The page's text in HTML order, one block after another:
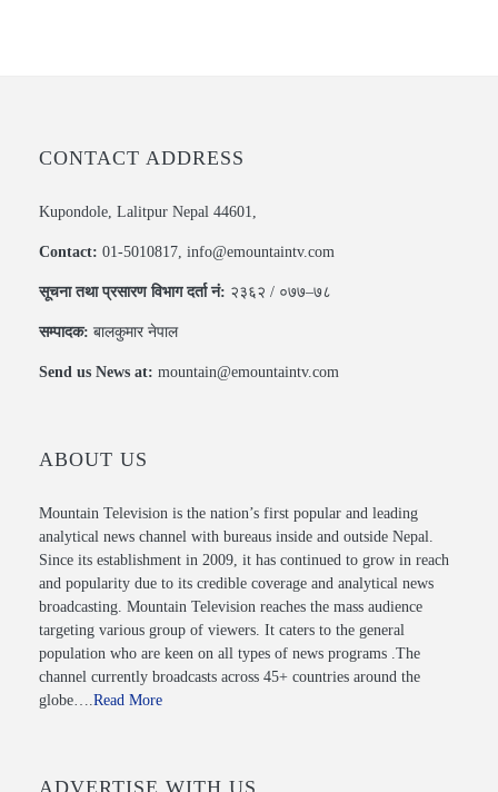
CONTACT ADDRESS
Kupondole, Lalitpur Nepal 44601,
Contact: 01-5010817, info@emountaintv.com
सूचना तथा प्रसारण विभाग दर्ता नं: २३६२ / ०७७–७८
सम्पादक: बालकुमार नेपाल
Send us News at: mountain@emountaintv.com
ABOUT US
Mountain Television is the nation’s first popular and leading
analytical news channel with bureaus inside and outside Nepal.
Since its establishment in 2009, it has continued to grow in reach
and popularity due to its credible coverage and analytical news
broadcasting. Mountain Television reaches the mass audience
targeting various group of viewers. It caters to the general
population who are keen on all types of news programs .The
channel currently broadcasts across 45+ countries around the
globe….Read More